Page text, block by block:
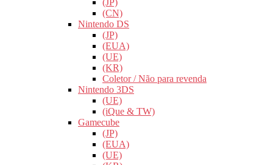
(JP)
(CN)
Nintendo DS
(JP)
(EUA)
(UE)
(KR)
Coletor / Não para revenda
Nintendo 3DS
(UE)
(iQue & TW)
Gamecube
(JP)
(EUA)
(UE)